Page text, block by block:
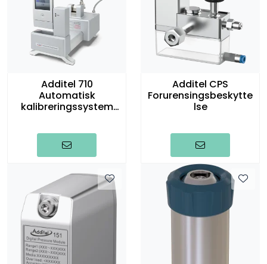
Additel 710
Automatisk
kalibreringssystem
Additel CPS
Forurensingsbeskytte
lse